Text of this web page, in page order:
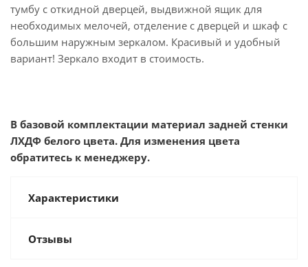
тумбу с откидной дверцей, выдвижной ящик для
необходимых мелочей, отделение с дверцей и шкаф с
большим наружным зеркалом. Красивый и удобный
вариант! Зеркало входит в стоимость.
В базовой комплектации материал задней стенки
ЛХДФ белого цвета. Для изменения цвета
обратитесь к менеджеру.
Характеристики
Отзывы